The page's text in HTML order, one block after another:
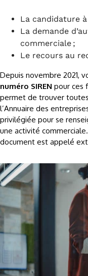
La candidature
La demande
commerciale ;
Le recours au
Depuis novembre 2021,
numéro SIREN pour ces
permet de trouver
l’Annuaire des
privilégiée pour se
une activité
document est appelé